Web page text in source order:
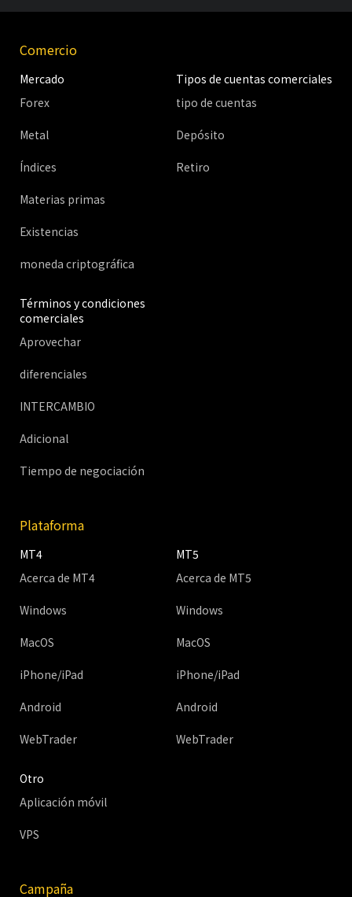
Comercio
Mercado
Forex
Metal
Índices
Materias primas
Existencias
moneda criptográfica
Tipos de cuentas comerciales
tipo de cuentas
Depósito
Retiro
Términos y condiciones
comerciales
Aprovechar
diferenciales
INTERCAMBIO
Adicional
Tiempo de negociación
Plataforma
MT4
Acerca de MT4
Windows
MacOS
iPhone/iPad
Android
WebTrader
MT5
Acerca de MT5
Windows
MacOS
iPhone/iPad
Android
WebTrader
Otro
Aplicación móvil
VPS
Campaña